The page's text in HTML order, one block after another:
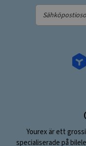
Yourex är ett
specialiserade på